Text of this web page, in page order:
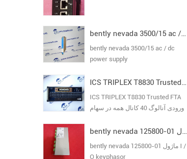
bently nevada 3500/15 ac / dc power supply
bently nevada 3500/15 ac / dc
power supply
ICS TRIPLEX T8830 Trusted FTA ورودی آنالوگ 40 کانال
ICS TRIPLEX T8830 Trusted FTA
ورودی آنالوگ 40 کانال همه در سهام
bently nevada 125800-01 ماژول I / O keyphasor
bently nevada 125800-01 ماژول I /
O keyphasor